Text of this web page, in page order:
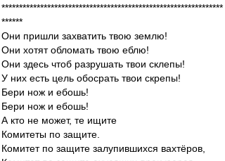
***************************************************************
******
Они пришли захватить твою землю!
Они хотят обломать твою еблю!
Они здесь чтоб разрушать твои склепы!
У них есть цель обосрать твои скрепы!
Бери нож и ебошь!
Бери нож и ебошь!
А кто не может, те ищите
Комитеты по защите.
Комитет по защите залупившихся вахтёров,